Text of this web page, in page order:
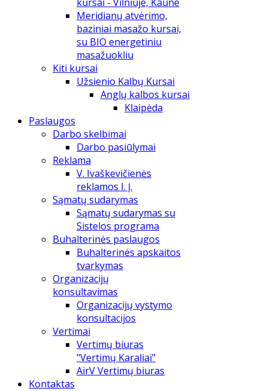
Meridianų atvėrimo,
baziniai masažo kursai,
su BIO energetiniu
masažuokliu
Kiti kursai
Užsienio Kalbų Kursai
Anglų kalbos kursai
Klaipėda
Paslaugos
Darbo skelbimai
Darbo pasiūlymai
Reklama
V. Ivaškevičienės
reklamos I. Į.
Sąmatų sudarymas
Sąmatų sudarymas su
Sistelos programa
Buhalterinės paslaugos
Buhalterinės apskaitos
tvarkymas
Organizacijų
konsultavimas
Organizacijų vystymo
konsultacijos
Vertimai
Vertimų biuras
"Vertimų Karaliai"
AirV Vertimų biuras
Kontaktas